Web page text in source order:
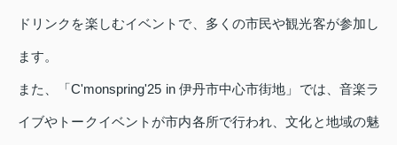
ドリンクを楽しむイベントで、多くの市民や観光客が参加し
ます。
また、「C'monspring'25 in 伊丹市中心市街地」では、音楽ラ
イブやトークイベントが市内各所で行われ、文化と地域の魅